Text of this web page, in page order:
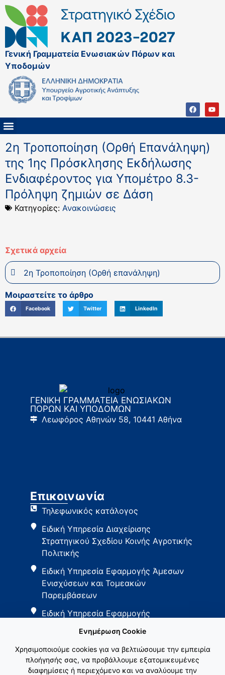
Γενική Γραμματεία Ενωσιακών Πόρων και
Υποδομών
2η Τροποποίηση (Ορθή Επανάληψη)
της 1ης Πρόσκλησης Εκδήλωσης
Ενδιαφέροντος για Υπομέτρο 8.3-
Πρόληψη ζημιών σε Δάση
Κατηγορίες: Ανακοινώσεις
Σχετικά αρχεία
2η Τροποποίηση (Ορθή επανάληψη)
Μοιραστείτε το άρθρο
Facebook Twitter LinkedIn
ΓΕΝΙΚΗ ΓΡΑΜΜΑΤΕΙΑ ΕΝΩΣΙΑΚΩΝ
ΠΟΡΩΝ ΚΑΙ ΥΠΟΔΟΜΩΝ
Λεωφόρος Αθηνών 58, 10441 Αθήνα
Επικοινωνία
Τηλεφωνικός κατάλογος
Ειδική Υπηρεσία Διαχείρισης
Στρατηγικού Σχεδίου Κοινής Αγροτικής
Πολιτικής
Ειδική Υπηρεσία Εφαρμογής Άμεσων
Ενισχύσεων και Τομεακών
Παρεμβάσεων
Ειδική Υπηρεσία Εφαρμογής
Ενημέρωση Cookie
Χρησιμοποιούμε cookies για να βελτιώσουμε την εμπειρία
πλοήγησής σας, να προβάλλουμε εξατομικευμένες
διαφημίσεις ή περιεχόμενο και να αναλύουμε την